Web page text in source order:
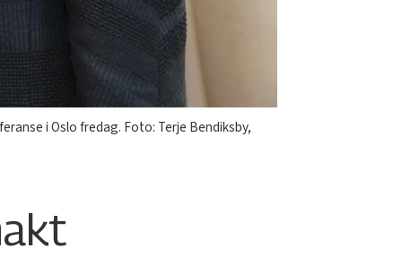
i Oslo fredag. Foto: Terje Bendiksby,